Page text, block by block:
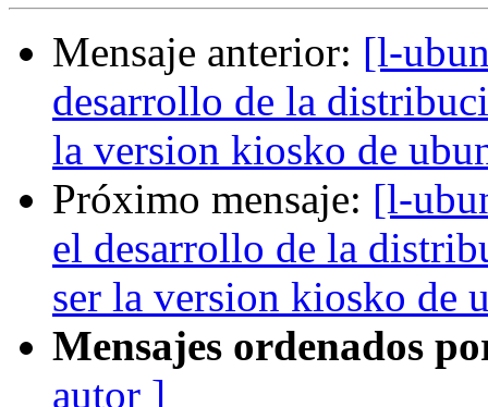
Mensaje anterior: [l-
desarrollo de la
la version kiosko de
Próximo mensaje: [l-
el desarrollo de la
ser la version kiosko de
Mensajes ordenados
autor ]